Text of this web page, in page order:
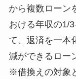
から複数ローン
おける年収の1/
て、返済を一本
減ができるロー
※借換えの対象